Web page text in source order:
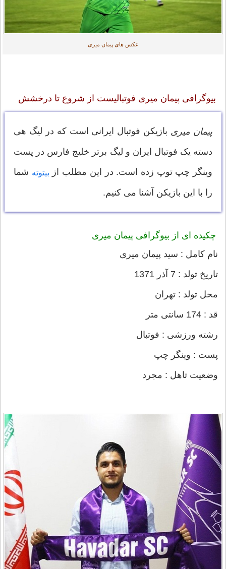
عکس های پیمان میری
بیوگرافی پیمان میری فوتبالیست از شروع تا درخشش
پیمان میری بازیکن فوتبال ایرانی است که در لیگ هی
دسته یک فوتبال ایران و لیگ برتر خلیج فارس در پست
وینگر چپ توپ زده است. در این مطلب از
بیتوته شما
را با این بازیکن آشنا می کنیم.
چکیده ای از بیوگرافی پیمان میری
نام کامل : سید پیمان میری
تاریخ تولد : 7 آذر 1371
محل تولد : تهران
قد : 174 سانتی متر
رشته ورزشی : فوتبال
پست : وینگر چپ
وضعیت تاهل : مجرد